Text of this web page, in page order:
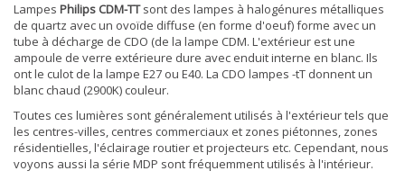
Lampes Philips CDM-TTsont des lampes à halogénures métalliques
de quartz avec un ovoïde diffuse (en forme d'oeuf) forme avec un
tube à décharge de CDO (de la lampe CDM. L'extérieur est une
ampoule de verre extérieure dure avec enduit interne en blanc. Ils
ont le culot de la lampe E27 ou E40. La CDO lampes -tT donnent un
blanc chaud (2900K) couleur.
Toutes ces lumières sont généralement utilisés à l'extérieur tels que
les centres-villes, centres commerciaux et zones piétonnes, zones
résidentielles, l'éclairage routier et projecteurs etc. Cependant, nous
voyons aussi la série MDP sont fréquemment utilisés à l'intérieur.